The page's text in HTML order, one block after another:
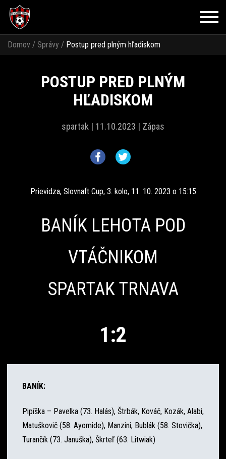
Domov / Správy / Postup pred plným hľadiskom
POSTUP PRED PLNÝM
HĽADISKOM
spartak | 11.10.2023 | Zápas
Prievidza, Slovnaft Cup, 3. kolo, 11. 10. 2023 o 15:15
BANÍK LEHOTA POD
VTÁČNIKOM
SPARTAK TRNAVA
1:2
BANÍK:
Pipíška – Pavelka (73. Halás), Štrbák, Kováč, Kozák, Alabi,
Matuškovič (58. Ayomide), Manzini, Bublák (58. Stovička),
Turančík (73. Januška), Škrteľ (63. Litwiak)